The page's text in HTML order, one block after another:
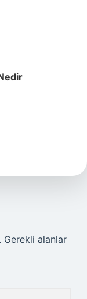
Gerekli alanlar